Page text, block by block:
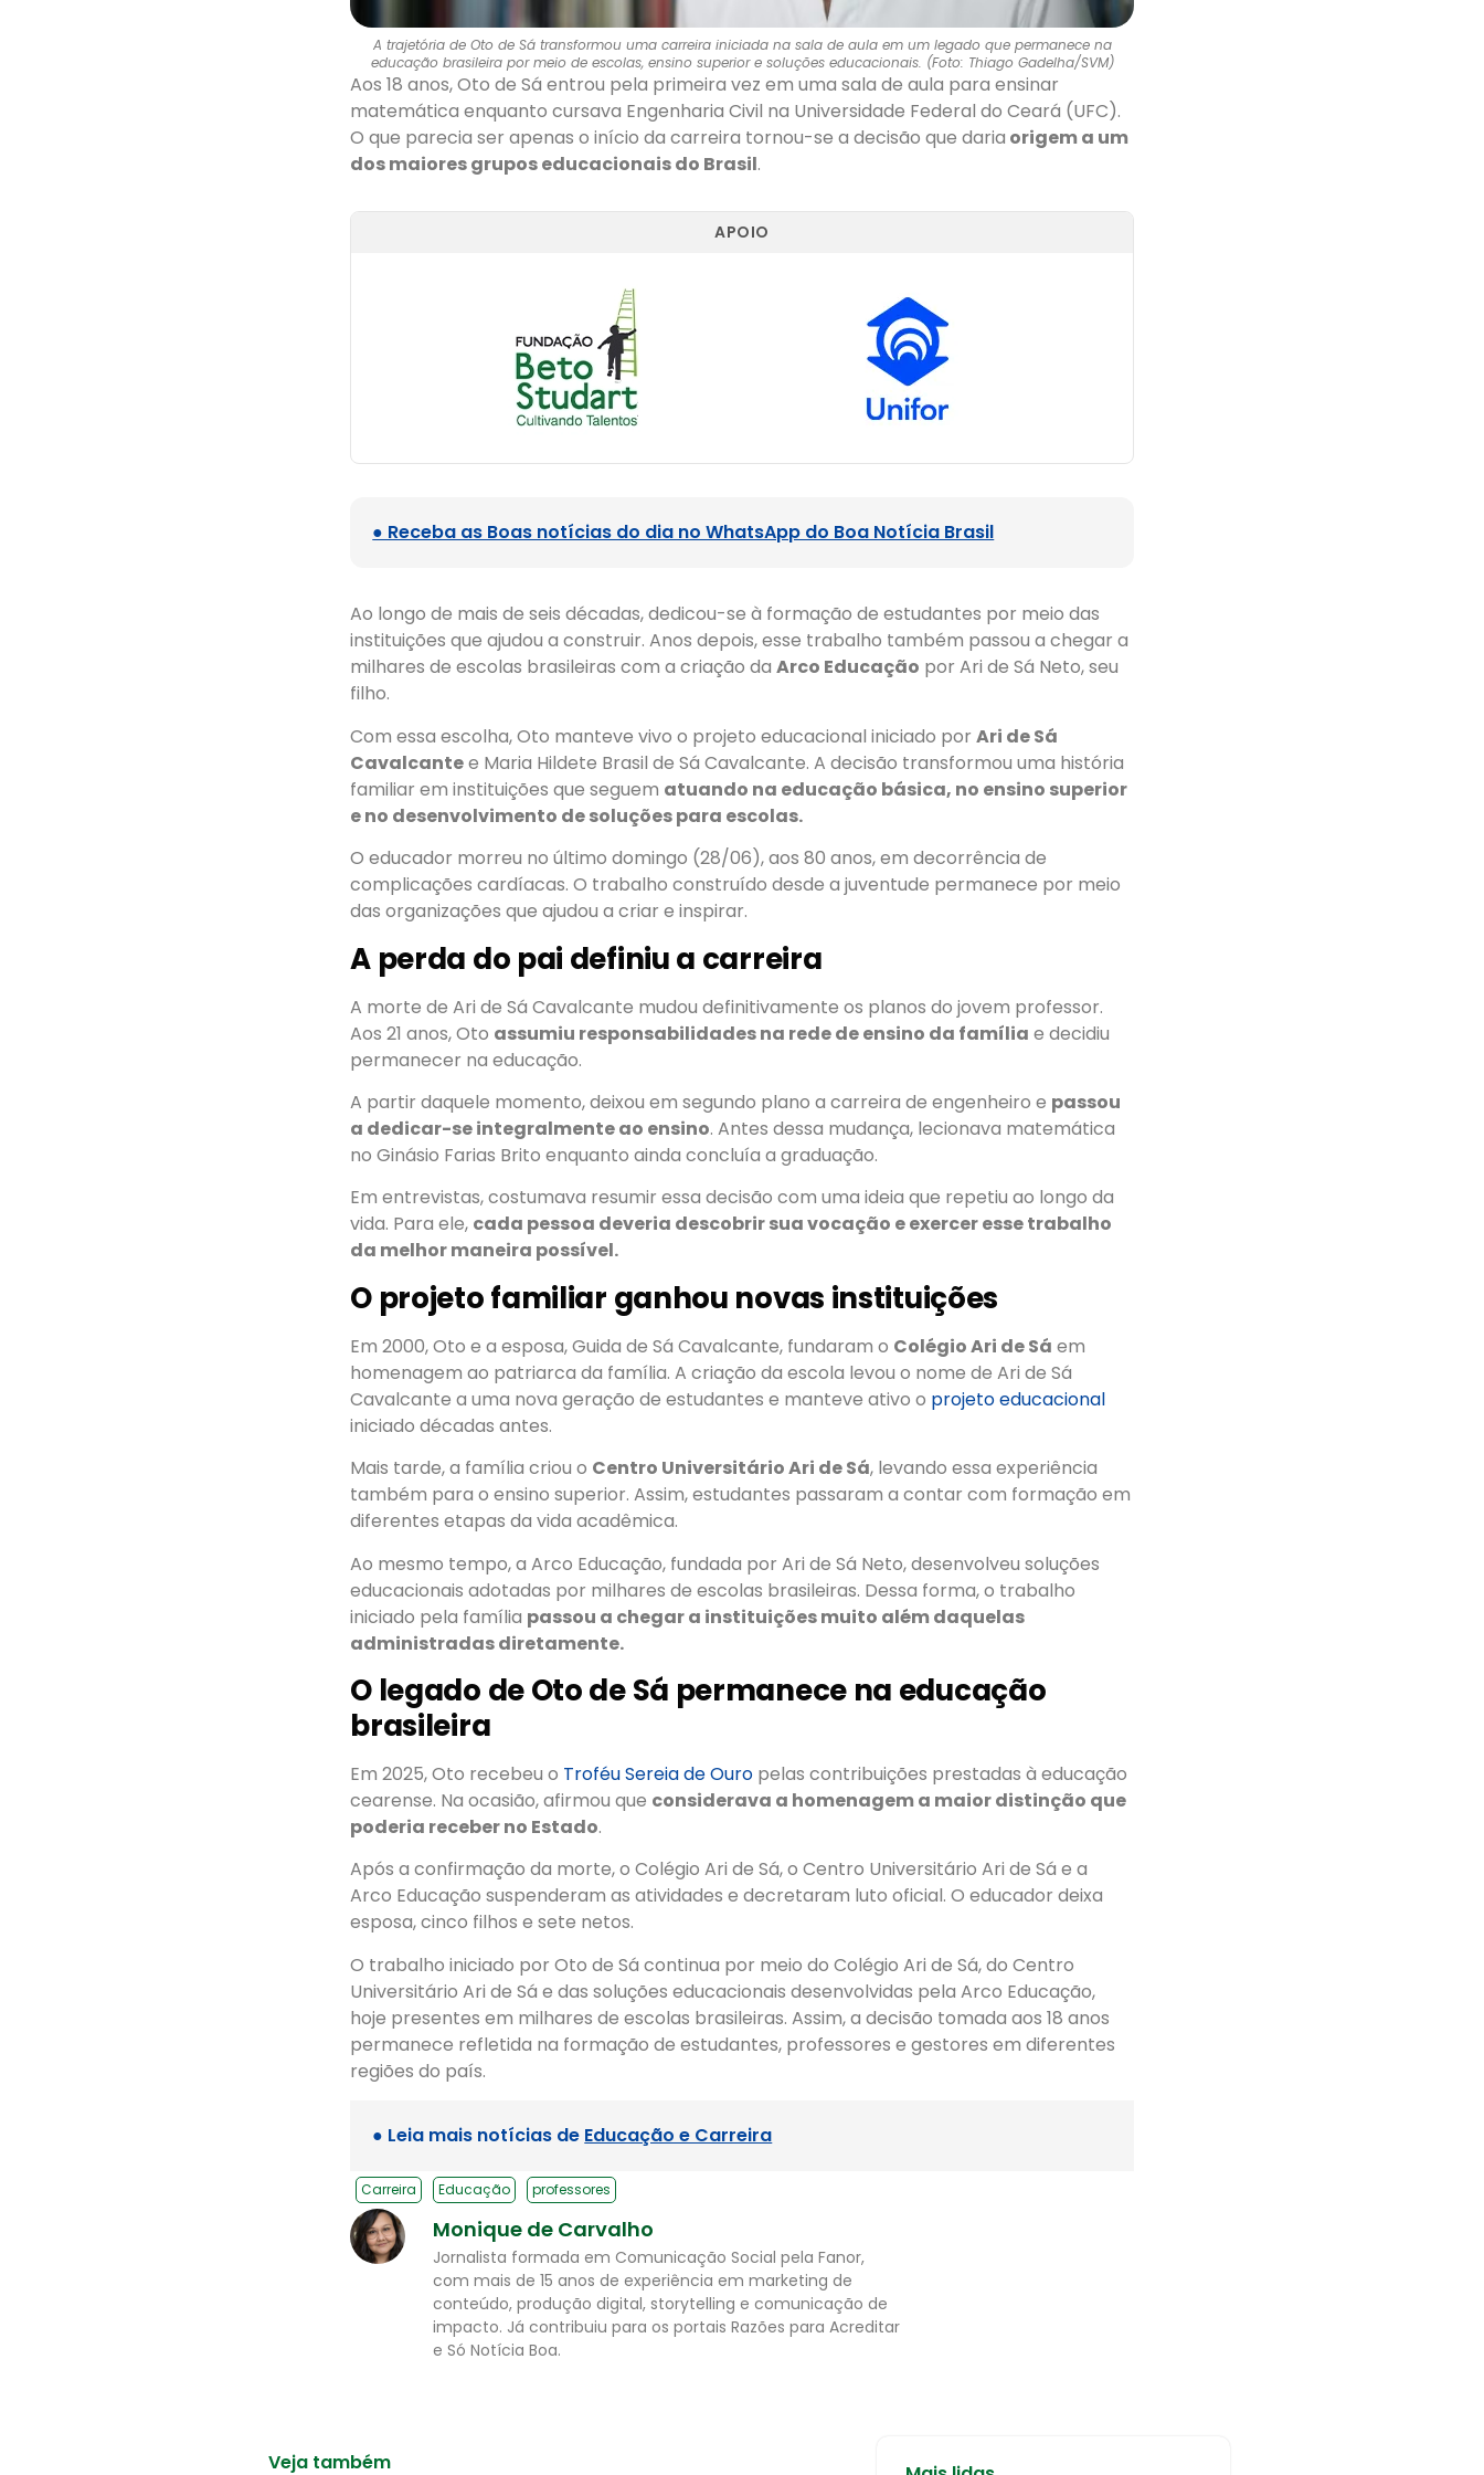
A trajetória de Oto de Sá transformou uma carreira iniciada na sala de aula em um legado que permanece na
educação brasileira por meio de escolas, ensino superior e soluções educacionais. (Foto: Thiago Gadelha/SVM)
Aos 18 anos, Oto de Sá entrou pela primeira vez em uma sala de aula para ensinar
matemática enquanto cursava Engenharia Civil na Universidade Federal do Ceará (UFC).
O que parecia ser apenas o início da carreira tornou-se a decisão que daria origem a um
dos maiores grupos educacionais do Brasil.
APOIO
● Receba as Boas notícias do dia no WhatsApp do Boa Notícia Brasil
Ao longo de mais de seis décadas, dedicou-se à formação de estudantes por meio das
instituições que ajudou a construir. Anos depois, esse trabalho também passou a chegar a
milhares de escolas brasileiras com a criação daArco Educação por Ari de Sá Neto, seu
filho.
Com essa escolha, Oto manteve vivo o projeto educacional iniciado porAri de Sá
Cavalcantee Maria Hildete Brasil de Sá Cavalcante. A decisão transformou uma história
familiar em instituições que seguem atuando na educação básica, no ensino superior
e no desenvolvimento de soluções para escolas.
O educador morreu no último domingo (28/06), aos 80 anos, em decorrência de
complicações cardíacas. O trabalho construído desde a juventude permanece por meio
das organizações que ajudou a criar e inspirar.
A perda do pai definiu a carreira
A morte de Ari de Sá Cavalcante mudou definitivamente os planos do jovem professor.
Aos 21 anos, Oto assumiu responsabilidades na rede de ensino da família e decidiu
permanecer na educação.
A partir daquele momento, deixou em segundo plano a carreira de engenheiro e passou
a dedicar-se integralmente ao ensino. Antes dessa mudança, lecionava matemática
no Ginásio Farias Brito enquanto ainda concluía a graduação.
Em entrevistas, costumava resumir essa decisão com uma ideia que repetiu ao longo da
vida. Para ele, cada pessoa deveria descobrir sua vocação e exercer esse trabalho
da melhor maneira possível.
O projeto familiar ganhou novas instituições
Em 2000, Oto e a esposa, Guida de Sá Cavalcante, fundaram o Colégio Ari de Sá em
homenagem ao patriarca da família. A criação da escola levou o nome de Ari de Sá
Cavalcante a uma nova geração de estudantes e manteve ativo o projeto educacional
iniciado décadas antes.
Mais tarde, a família criou o Centro Universitário Ari de Sá, levando essa experiência
também para o ensino superior. Assim, estudantes passaram a contar com formação em
diferentes etapas da vida acadêmica.
Ao mesmo tempo, a Arco Educação, fundada por Ari de Sá Neto, desenvolveu soluções
educacionais adotadas por milhares de escolas brasileiras. Dessa forma, o trabalho
iniciado pela família passou a chegar a instituições muito além daquelas
administradas diretamente.
O legado de Oto de Sá permanece na educação
brasileira
Em 2025, Oto recebeu o Troféu Sereia de Ouro pelas contribuições prestadas à educação
cearense. Na ocasião, afirmou que considerava a homenagem a maior distinção que
poderia receber no Estado.
Após a confirmação da morte, o Colégio Ari de Sá, o Centro Universitário Ari de Sá e a
Arco Educação suspenderam as atividades e decretaram luto oficial. O educador deixa
esposa, cinco filhos e sete netos.
O trabalho iniciado por Oto de Sá continua por meio do Colégio Ari de Sá, do Centro
Universitário Ari de Sá e das soluções educacionais desenvolvidas pela Arco Educação,
hoje presentes em milhares de escolas brasileiras. Assim, a decisão tomada aos 18 anos
permanece refletida na formação de estudantes, professores e gestores em diferentes
regiões do país.
● Leia mais notícias de Educação e Carreira
Carreira Educação professores
Monique de Carvalho
Jornalista formada em Comunicação Social pela Fanor,
com mais de 15 anos de experiência em marketing de
conteúdo, produção digital, storytelling e comunicação de
impacto. Já contribuiu para os portais Razões para Acreditar
e Só Notícia Boa.
Veja também